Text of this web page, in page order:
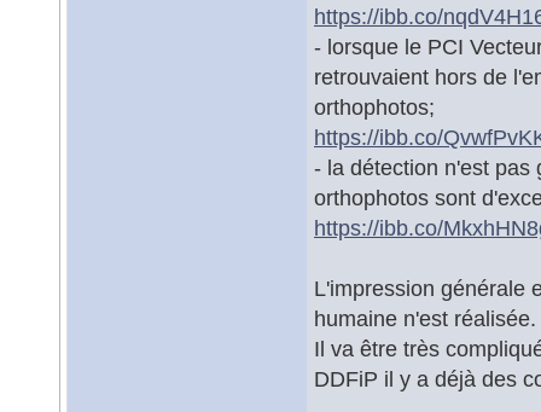
https://ibb.co/
- lorsque le PCI
retrouvaient hors de
orthophotos;
https://ibb.co/
- la détection n'est pas
orthophotos sont
https://ibb.co/
L'impression générale
humaine n'est réalisée.
Il va être très
DDFiP il y a déjà des